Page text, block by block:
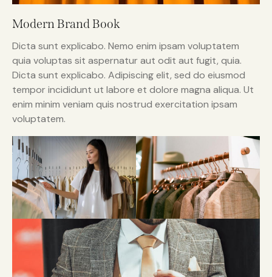
Modern Brand Book
Dicta sunt explicabo. Nemo enim ipsam voluptatem
quia voluptas sit aspernatur aut odit aut fugit, quia.
Dicta sunt explicabo. Adipiscing elit, sed do eiusmod
tempor incididunt ut labore et dolore magna aliqua. Ut
enim minim veniam quis nostrud exercitation ipsam
voluptatem.